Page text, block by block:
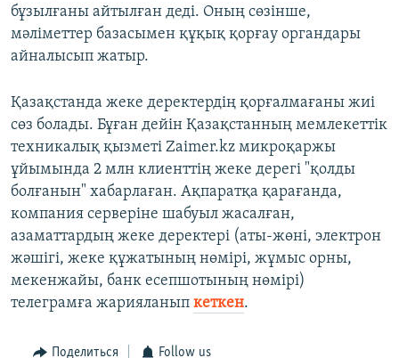
бұзылғаны айтылған деді. Оның сөзінше,
мәліметтер базасымен құқық қорғау органдары
айналысып жатыр.
Қазақстанда жеке деректердің қорғалмағаны жиі
сөз болады. Бұған дейін Қазақстанның мемлекеттік
техникалық қызметі Zaimer.kz микроқаржы
ұйымында 2 млн клиенттің жеке дерегі "қолды
болғанын" хабарлаған. Ақпаратқа қарағанда,
компания серверіне шабуыл жасалған,
азаматтардың жеке деректері (аты-жөні, электрон
жәшігі, жеке құжатының нөмірі, жұмыс орны,
мекенжайы, банк есепшотының нөмірі)
телеграмға жарияланып кеткен.
Поделиться Follow us